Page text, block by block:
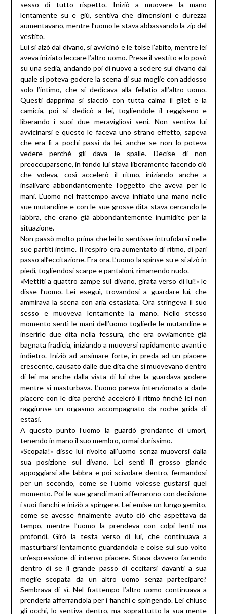
sesso di tutto rispetto. Iniziò a muovere la mano
lentamente su e giù, sentiva che dimensioni e durezza
aumentavano, mentre l’uomo le stava abbassando la zip del
vestito.
Lui si alzò dal divano, si avvicinò e le tolse l’abito, mentre lei
aveva iniziato leccare l’altro uomo. Prese il vestito e lo posò
su una sedia, andando poi di nuovo a sedere sul divano dal
quale si poteva godere la scena di sua moglie con addosso
solo l’intimo, che si dedicava alla fellatio all’altro uomo.
Questi dapprima si slacciò con tutta calma il gilet e la
camicia, poi si dedicò a lei, togliendole il reggiseno e
liberando i suoi due meravigliosi seni. Non sentiva lui
avvicinarsi e questo le faceva uno strano effetto, sapeva
che era lì a pochi passi da lei, anche se non lo poteva
vedere perché gli dava le spalle. Decise di non
preoccuparsene, in fondo lui stava liberamente facendo ciò
che voleva, così accelerò il ritmo, iniziando anche a
insalivare abbondantemente l’oggetto che aveva per le
mani. L’uomo nel frattempo aveva infilato una mano nelle
sue mutandine e con le sue grosse dita stava cercando le
labbra, che erano già abbondantemente inumidite per la
situazione.
Non passò molto prima che lei lo sentisse intrufolarsi nelle
sue partiti intime. Il respiro era aumentato di ritmo, di pari
passo all’eccitazione. Era ora. L’uomo la spinse su e si alzò in
piedi, togliendosi scarpe e pantaloni, rimanendo nudo.
«Mettiti a quattro zampe sul divano, girata verso di lui!» le
disse l’uomo. Lei eseguì, trovandosi a guardare lui, che
ammirava la scena con aria estasiata. Ora stringeva il suo
sesso e muoveva lentamente la mano. Nello stesso
momento sentì le mani dell’uomo toglierle le mutandine e
inserirle due dita nella fessura, che era ovviamente già
bagnata fradicia, iniziando a muoversi rapidamente avanti e
indietro. Iniziò ad ansimare forte, in preda ad un piacere
crescente, causato dalle due dita che si muovevano dentro
di lei ma anche dalla vista di lui che la guardava godere
mentre si masturbava. L’uomo pareva intenzionato a darle
piacere con le dita perché accelerò il ritmo finché lei non
raggiunse un orgasmo accompagnato da roche grida di
estasi.
A questo punto l’uomo la guardò grondante di umori,
tenendo in mano il suo membro, ormai durissimo.
«Scopala!» disse lui rivolto all’uomo senza muoversi dalla
sua posizione sul divano. Lei sentì il grosso glande
appoggiarsi alle labbra e poi scivolare dentro, fermandosi
per un secondo, come se l’uomo volesse gustarsi quel
momento. Poi le sue grandi mani afferrarono con decisione
i suoi fianchi e iniziò a spingere. Lei emise un lungo gemito,
come se avesse finalmente avuto ciò che aspettava da
tempo, mentre l’uomo la prendeva con colpi lenti ma
profondi. Girò la testa verso di lui, che continuava a
masturbarsi lentamente guardandola e colse sul suo volto
un’espressione di intenso piacere. Stava davvero facendo
dentro di se il grande passo di eccitarsi davanti a sua
moglie scopata da un altro uomo senza partecipare?
Sembrava di sì. Nel frattempo l’altro uomo continuava a
prenderla afferrandola per i fianchi e spingendo. Lei chiuse
gli occhi, lo sentiva dentro, ma soprattutto la sua mente